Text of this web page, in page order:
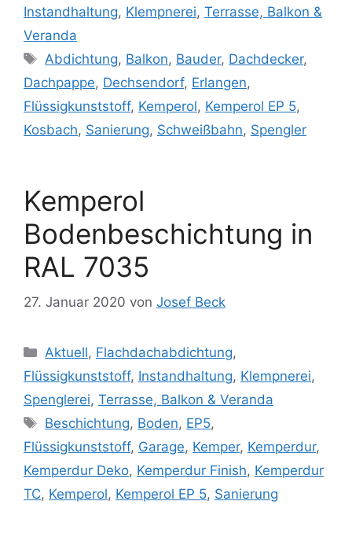
Instandhaltung, Klempnerei, Terrasse, Balkon &
Veranda
Schlagwörter
Abdichtung, Balkon, Bauder, Dachdecker,
Dachpappe, Dechsendorf, Erlangen,
Flüssigkunststoff, Kemperol, Kemperol EP 5,
Kosbach, Sanierung, Schweißbahn, Spengler
Kemperol
Bodenbeschichtung in
RAL 7035
27. Januar 2020 von Josef Beck
Kategorien
Aktuell, Flachdachabdichtung,
Flüssigkunststoff, Instandhaltung, Klempnerei,
Spenglerei, Terrasse, Balkon & Veranda
Schlagwörter
Beschichtung, Boden, EP5,
Flüssigkunststoff, Garage, Kemper, Kemperdur,
Kemperdur Deko, Kemperdur Finish, Kemperdur
TC, Kemperol, Kemperol EP 5, Sanierung